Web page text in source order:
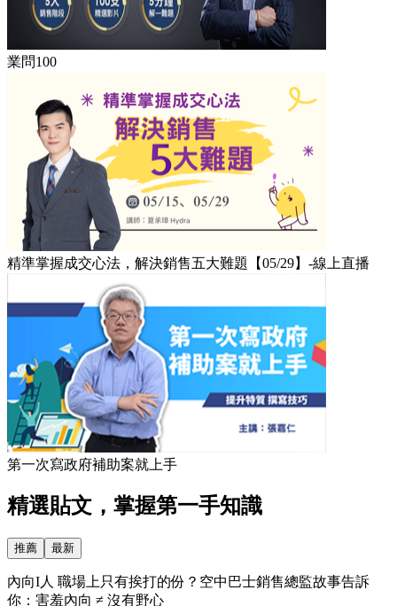
業問100
精準掌握成交心法，解決銷售五大難題【05/29】-線上直播
第一次寫政府補助案就上手
精選貼文，掌握第一手知識
推薦 最新
內向I人 職場上只有挨打的份？空中巴士銷售總監故事告訴
你：害羞內向 ≠ 沒有野心